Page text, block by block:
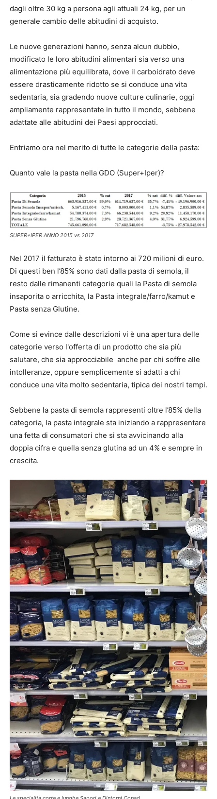
dagli oltre 30 kg a persona agli attuali 24 kg, per un
generale cambio delle abitudini di acquisto.
Le nuove generazioni hanno, senza alcun dubbio,
modificato le loro abitudini alimentari sia verso una
alimentazione più equilibrata, dove il carboidrato deve
essere drasticamente ridotto se si conduce una vita
sedentaria, sia gradendo nuove culture culinarie, oggi
ampliamente rappresentate in tutto il mondo, sebbene
adattate alle abitudini dei Paesi approcciati.
Entriamo ora nel merito di tutte le categorie della pasta:
Quanto vale la pasta nella GDO (Super+Iper)?
SUPER+IPER ANNO 2015 vs 2017
Nel 2017 il fatturato è stato intorno ai 720 milioni di euro.
Di questi ben l’85% sono dati dalla pasta di semola, il
resto dalle rimanenti categorie quali la Pasta di semola
insaporita o arricchita, la Pasta integrale/farro/kamut e
Pasta senza Glutine.
Come si evince dalle descrizioni vi è una apertura delle
categorie verso l'offerta di un prodotto che sia più
salutare, che sia approcciabile anche per chi soffre alle
intolleranze, oppure semplicemente si adatti a chi
conduce una vita molto sedentaria, tipica dei nostri tempi.
Sebbene la pasta di semola rappresenti oltre l’85% della
categoria, la pasta integrale sta iniziando a rappresentare
una fetta di consumatori che si sta avvicinando alla
doppia cifra e quella senza glutina ad un 4% e sempre in
crescita.